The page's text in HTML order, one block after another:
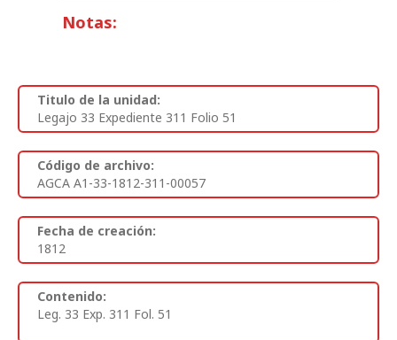
Notas:
Titulo de la unidad:
Legajo 33 Expediente 311 Folio 51
Código de archivo:
AGCA A1-33-1812-311-00057
Fecha de creación:
1812
Contenido:
Leg. 33 Exp. 311 Fol. 51